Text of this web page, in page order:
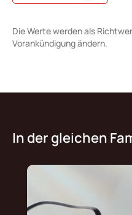
Die Werte werden als
Vorankündigung ändern.
In der gleichen